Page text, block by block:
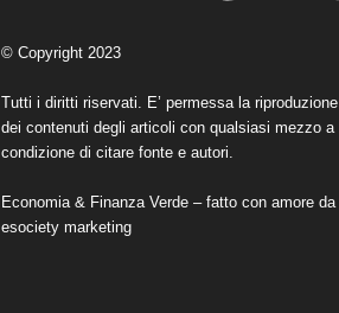
© Copyright 2023
Tutti i diritti riservati. E’ permessa la riproduzione
dei contenuti degli articoli con qualsiasi mezzo a
condizione di citare fonte e autori.
Economia & Finanza Verde – fatto con amore da
esociety marketing